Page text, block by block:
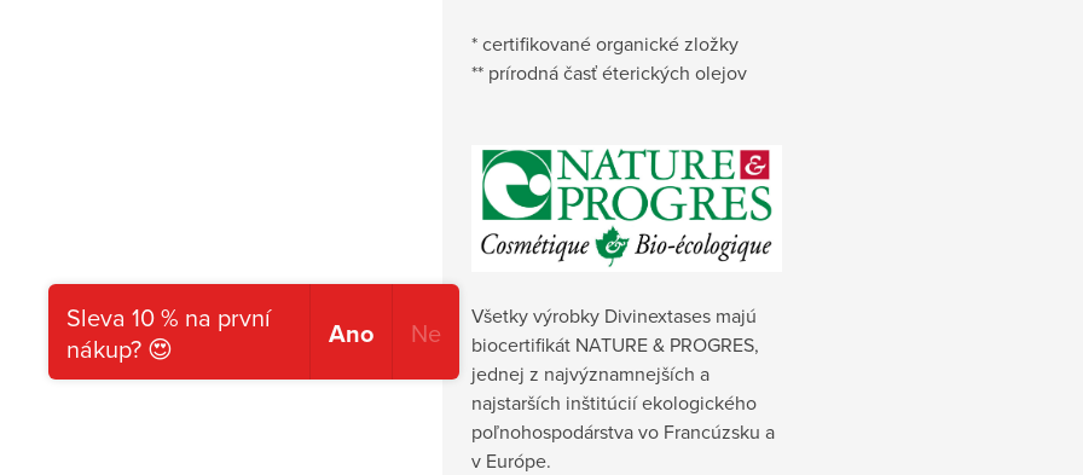
* certifikované organické zložky
** prírodná časť éterických olejov
Všetky výrobky Divinextases majú
biocertifikát NATURE & PROGRES,
jednej z najvýznamnejších a
najstarších inštitúcií ekologického
poľnohospodárstva vo Francúzsku a
v Európe.
Sleva 10 % na první
nákup? 😍
Ano Ne